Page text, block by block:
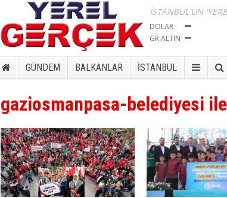
İSTANBUL'UN
DOLAR
GR ALTIN
GÜNDEM BALKANLAR İSTANBUL
gaziosmanpasa-belediyesi